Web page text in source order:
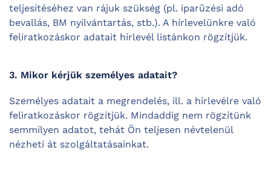
teljesítéséhez van rájuk szükség (pl. iparűzési adó
bevallás, BM nyilvántartás, stb.). A hírlevelünkre való
feliratkozáskor adatait hírlevél listánkon rögzítjük.
3. Mikor kérjük személyes adatait?
Személyes adatait a megrendelés, ill. a hírlevélre való
feliratkozáskor rögzítjük. Mindaddig nem rögzítünk
semmilyen adatot, tehát Ön teljesen névtelenül
nézheti át szolgáltatásainkat.